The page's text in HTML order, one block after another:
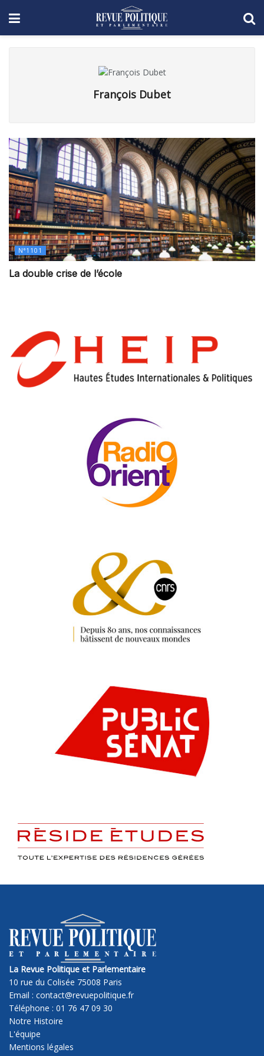
François Dubet
N°1101
La double crise de l’école
La Revue Politique et Parlementaire
10 rue du Colisée 75008 Paris
Email : contact@revuepolitique.fr
Téléphone : 01 76 47 09 30
Notre Histoire
L'équipe
Mentions légales